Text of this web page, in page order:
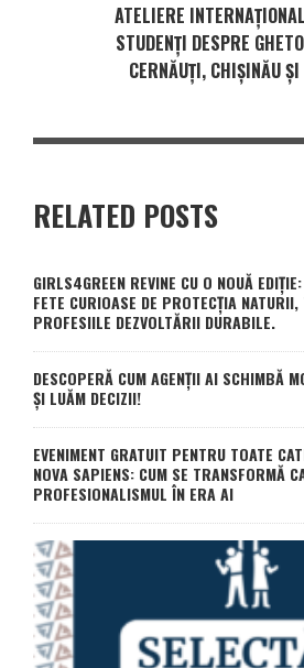
ATELIERE
STUDENȚI DESPRE
CERNĂUȚI, CHIȘINĂU ȘI
RELATED POSTS
GIRLS4GREEN REVINE CU O NOUĂ
FETE CURIOASE DE PROTECȚIA
PROFESIILE DEZVOLTĂRII DURABILE.
DESCOPERĂ CUM AGENȚII AI SCHIMBĂ
ȘI LUĂM DECIZII!
EVENIMENT GRATUIT PENTRU TOATE
NOVA SAPIENS: CUM SE TRANSFORMĂ
PROFESIONALISMUL ÎN ERA AI